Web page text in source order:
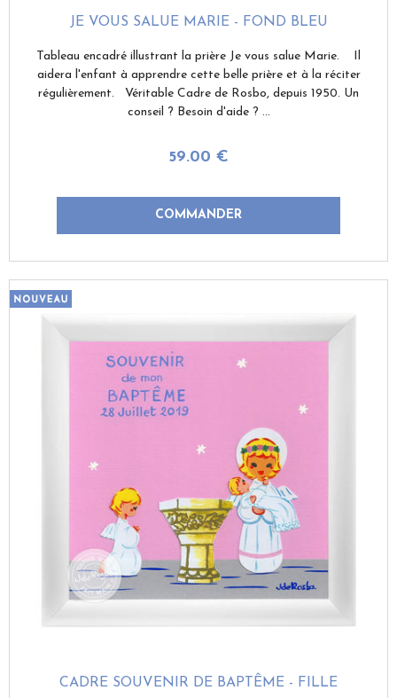
JE VOUS SALUE MARIE - FOND BLEU
59.00 €
Tableau encadré illustrant la prière Je vous salue Marie. Il
aidera l'enfant à apprendre cette belle prière et à la réciter
régulièrement. Véritable Cadre de Rosbo, depuis 1950. Un
conseil ? Besoin d'aide ? ...
CADRE SOUVENIR DE BAPTÊME - FILLE